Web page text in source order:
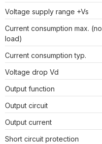
Voltage supply range +Vs
Current consumption max. (no
load)
Current consumption typ.
Voltage drop Vd
Output function
Output circuit
Output current
Short circuit protection